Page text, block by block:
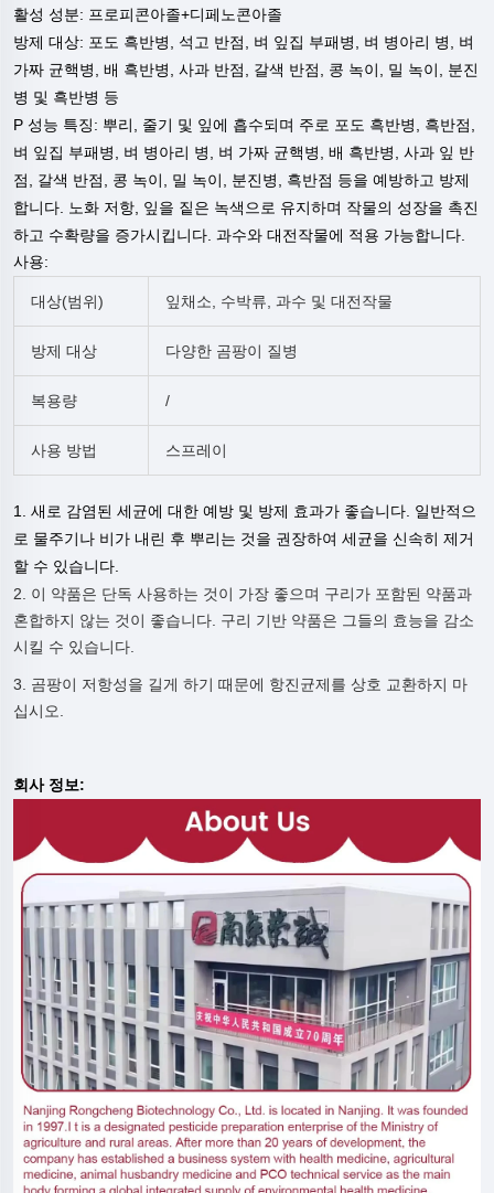
활성 성분: 프로피콘아졸+디페노콘아졸
방제 대상: 포도 흑반병, 석고 반점, 벼 잎집 부패병, 벼 병아리 병, 벼
가짜 균핵병, 배 흑반병, 사과 반점, 갈색 반점, 콩 녹이, 밀 녹이, 분진
병 및 흑반병 등
P 성능 특징: 뿌리, 줄기 및 잎에 흡수되며 주로 포도 흑반병, 흑반점,
벼 잎집 부패병, 벼 병아리 병, 벼 가짜 균핵병, 배 흑반병, 사과 잎 반
점, 갈색 반점, 콩 녹이, 밀 녹이, 분진병, 흑반점 등을 예방하고 방제
합니다. 노화 저항, 잎을 짙은 녹색으로 유지하며 작물의 성장을 촉진
하고 수확량을 증가시킵니다. 과수와 대전작물에 적용 가능합니다.
사용:
대상(범위) 잎채소, 수박류, 과수 및 대전작물
방제 대상 다양한 곰팡이 질병
복용량 /
사용 방법 스프레이
1. 새로 감염된 세균에 대한 예방 및 방제 효과가 좋습니다. 일반적으
로 물주기나 비가 내린 후 뿌리는 것을 권장하여 세균을 신속히 제거
할 수 있습니다.
2. 이 약품은 단독 사용하는 것이 가장 좋으며 구리가 포함된 약품과
혼합하지 않는 것이 좋습니다. 구리 기반 약품은 그들의 효능을 감소
시킬 수 있습니다.
3. 곰팡이 저항성을 길게 하기 때문에 항진균제를 상호 교환하지 마
십시오.
회사 정보: